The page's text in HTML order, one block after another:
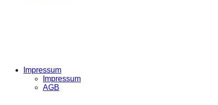
Impressum
Impressum
AGB